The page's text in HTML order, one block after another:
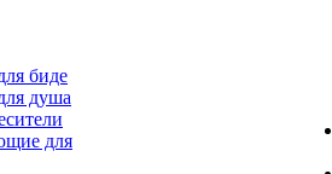
биде
душа
для